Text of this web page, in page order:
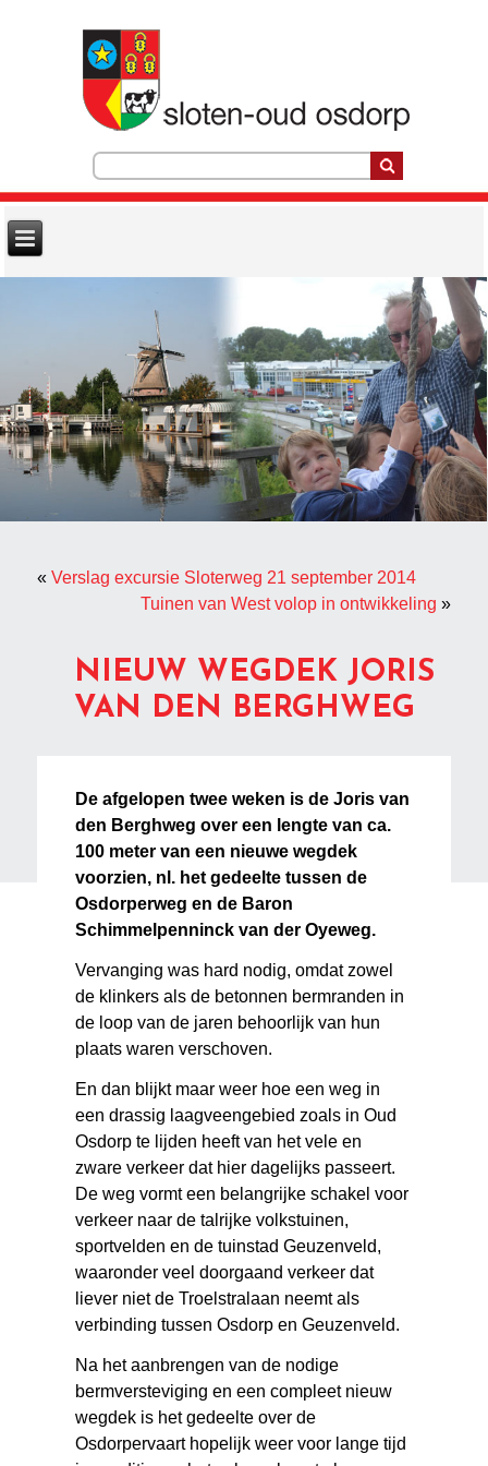
«Verslag excursie Sloterweg 21 september 2014
Tuinen van West volop in ontwikkeling »
NIEUW WEGDEK JORIS
VAN DEN BERGHWEG
De afgelopen twee weken is de Joris van
den Berghweg over een lengte van ca.
100 meter van een nieuwe wegdek
voorzien, nl. het gedeelte tussen de
Osdorperweg en de Baron
Schimmelpenninck van der Oyeweg.
Vervanging was hard nodig, omdat zowel
de klinkers als de betonnen bermranden in
de loop van de jaren behoorlijk van hun
plaats waren verschoven.
En dan blijkt maar weer hoe een weg in
een drassig laagveengebied zoals in Oud
Osdorp te lijden heeft van het vele en
zware verkeer dat hier dagelijks passeert.
De weg vormt een belangrijke schakel voor
verkeer naar de talrijke volkstuinen,
sportvelden en de tuinstad Geuzenveld,
waaronder veel doorgaand verkeer dat
liever niet de Troelstralaan neemt als
verbinding tussen Osdorp en Geuzenveld.
Na het aanbrengen van de nodige
bermversteviging en een compleet nieuw
wegdek is het gedeelte over de
Osdorpervaart hopelijk weer voor lange tijd